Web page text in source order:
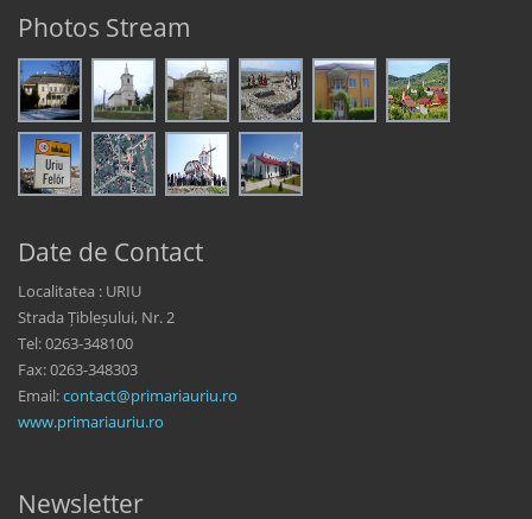
Photos Stream
Date de Contact
Localitatea : URIU
Strada Țibleșului, Nr. 2
Tel: 0263-348100
Fax: 0263-348303
Email:contact@primariauriu.ro
www.primariauriu.ro
Newsletter